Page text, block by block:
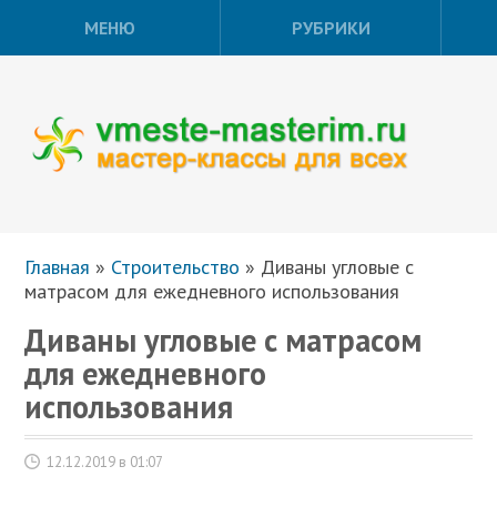
МЕНЮ РУБРИКИ
Главная » Строительство » Диваны угловые с
матрасом для ежедневного использования
Диваны угловые с матрасом
для ежедневного
использования
12.12.2019 в 01:07